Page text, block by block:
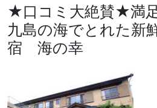
★口コミ大絶賛★満
九島の海でとれた新
宿 海の幸